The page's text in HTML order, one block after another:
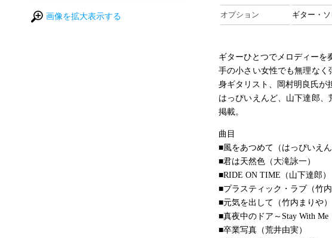
画像を拡大表示する オプション ギター・
ギターひとつでメロディーを
手の小さい女性でも無理なく
身ギタリスト、岡村明良氏が
はっぴいえんど、山下達郎
掲載。
曲目
■風をあつめて（はっぴいえん
■君は天然色（大滝詠一）
■RIDE ON TIME（山下達郎）
■プラスティック・ラブ（竹内
■元気を出して（竹内まりや）
■真夜中のドア～Stay With Me
■卒業写真（荒井由実）